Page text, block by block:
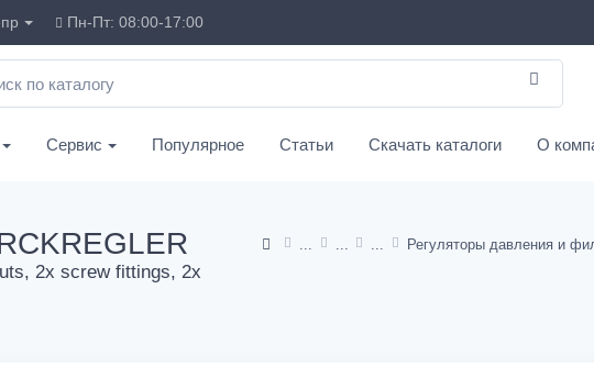
Пн-Пт: 08:00-17:00
Сервис Популярное Статьи Скачать каталоги О
2x screw fittings, 2x